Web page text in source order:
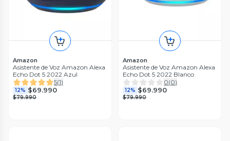
Amazon
Asistente de Voz Amazon Alexa
Echo Dot 5 2022 Azul
5(1)
12% $69.990
$79.990
Amazon
Asistente de Voz Amazon Alexa
Echo Dot 5 2022 Blanco
0(0)
12% $69.990
$79.990